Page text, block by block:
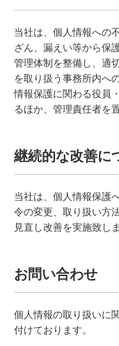
当社は、個人情報への
ざん、漏えい等から保
管理体制を整備し、適
を取り扱う事務所内へ
情報保護に関わる役員
るほか、管理責任者を
継続的な改善に
当社は、個人情報保護
令の変更、取り扱い方
見直し改善を実施致しま
お問い合わせ
個人情報の取り扱いに
付けております。